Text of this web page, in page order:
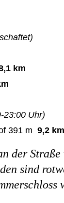
km
23:00 Uhr)
391 m 9,2 km
der
sind